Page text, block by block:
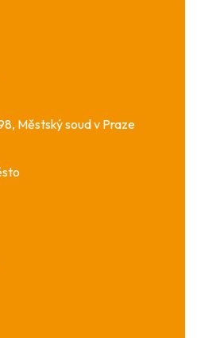
Městský soud v Praze